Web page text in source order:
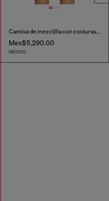
Camisa de mezclilla con costuras contrastantes
Mex$5,290.00
NEGRO